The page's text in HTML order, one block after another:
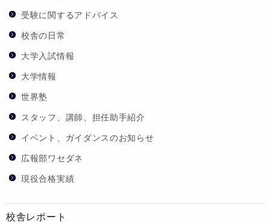
受験に関するアドバイス
校舎の日常
大学入試情報
大学情報
世界塾
スタッフ、講師、担任助手紹介
イベント、ガイダンスのお知らせ
広報部ワセダネ
現役合格実績
校舎レポート